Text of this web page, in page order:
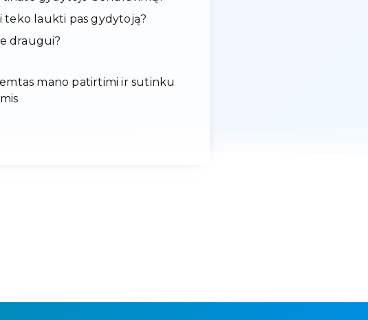
teko laukti pas gydytoją?
draugui?
mano patirtimi ir sutinku